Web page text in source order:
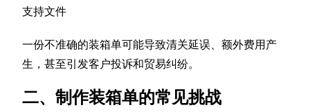
支持文件
一份不准确的装箱单可能导致清关延误、额外费用产
生，甚至引发客户投诉和贸易纠纷。
二、制作装箱单的常见挑战